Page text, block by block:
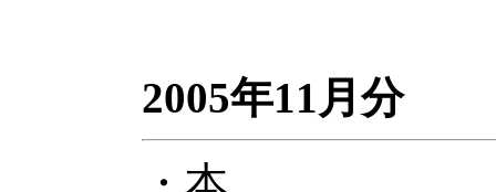
2005年11月分